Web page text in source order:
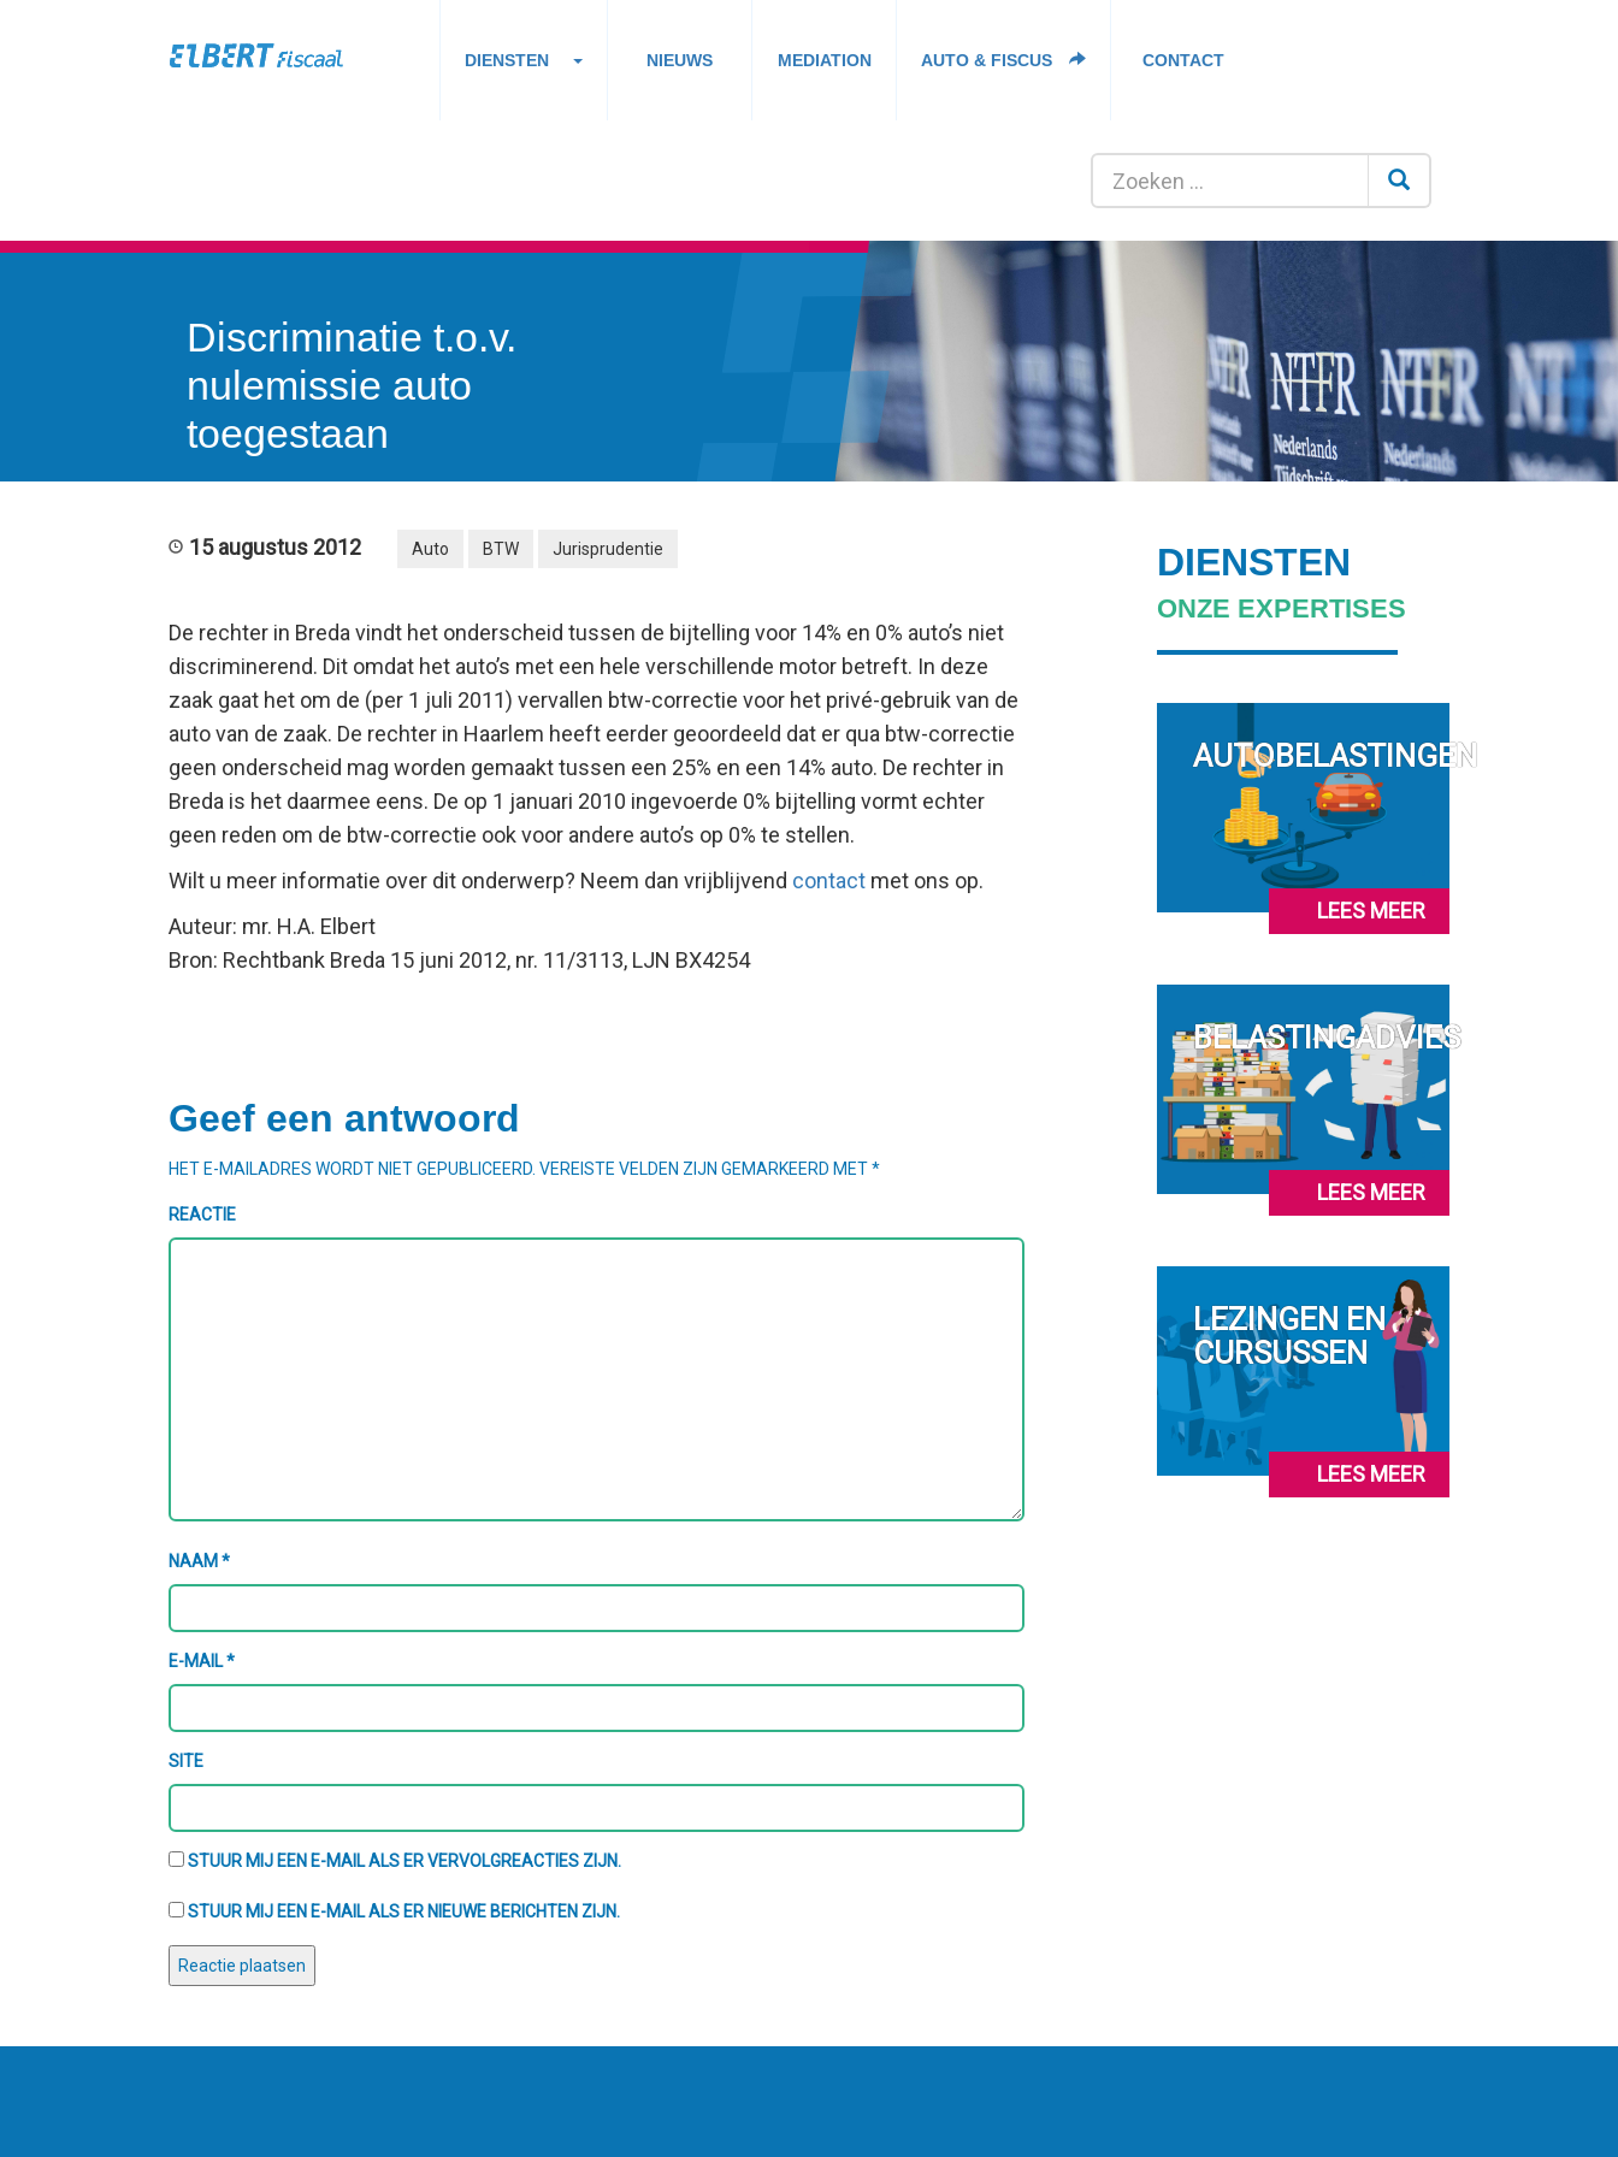
DIENSTEN NIEUWS MEDIATION AUTO & FISCUS CONTACT
Discriminatie t.o.v.
nulemissie auto
toegestaan
15 augustus 2012 Auto BTW Jurisprudentie
De rechter in Breda vindt het onderscheid tussen de bijtelling voor 14% en 0% auto’s niet
discriminerend. Dit omdat het auto’s met een hele verschillende motor betreft. In deze
zaak gaat het om de (per 1 juli 2011) vervallen btw-correctie voor het privé-gebruik van de
auto van de zaak. De rechter in Haarlem heeft eerder geoordeeld dat er qua btw-correctie
geen onderscheid mag worden gemaakt tussen een 25% en een 14% auto. De rechter in
Breda is het daarmee eens. De op 1 januari 2010 ingevoerde 0% bijtelling vormt echter
geen reden om de btw-correctie ook voor andere auto’s op 0% te stellen.
Wilt u meer informatie over dit onderwerp? Neem dan vrijblijvend contact met ons op.
Auteur: mr. H.A. Elbert
Bron: Rechtbank Breda 15 juni 2012, nr. 11/3113, LJN BX4254
Geef een antwoord
HET E-MAILADRES WORDT NIET GEPUBLICEERD. VEREISTE VELDEN ZIJN GEMARKEERD MET*
REACTIE
NAAM *
E-MAIL*
SITE
STUUR MIJ EEN E-MAIL ALS ER VERVOLGREACTIES ZIJN.
STUUR MIJ EEN E-MAIL ALS ER NIEUWE BERICHTEN ZIJN.
DIENSTEN
ONZE EXPERTISES
AUTOBELASTINGEN
LEES MEER
BELASTINGADVIES
LEES MEER
LEZINGEN EN
CURSUSSEN
LEES MEER